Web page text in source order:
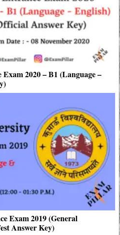
2020 – B1 (Language –
Exam 2019 (General
Answer Key)